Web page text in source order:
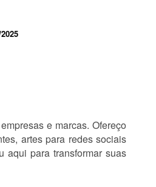
e marcas. Ofereço
artes para redes sociais
aqui para transformar suas